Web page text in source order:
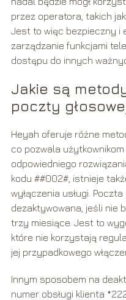
przez operatora, takich
Jest to więc bezpieczny i
zarządzanie funkcjami
dostępu do innych
Jakie są
poczty
Heyah oferuje różne
co pozwala
odpowiedniego
kodu ##002#, istnieje
wyłączenia usługi.
dezaktywowana, jeśli nie
trzy miesiące. Jest to
które nie korzystają
jej przypadkowego
Innym sposobem na
numer obsługi klienta